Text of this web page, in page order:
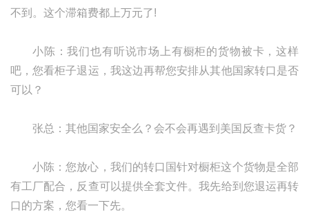
不到。这个滞箱费都上万元了!
小陈：我们也有听说市场上有橱柜的货物被卡，这样
吧，您看柜子退运，我这边再帮您安排从其他国家转口是否
可以？
张总：其他国家安全么？会不会再遇到美国反查卡货？
小陈：您放心，我们的转口国针对橱柜这个货物是全部
有工厂配合，反查可以提供全套文件。我先给到您退运再转
口的方案，您看一下先。